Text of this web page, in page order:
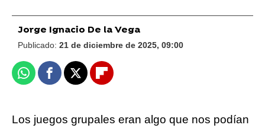
Jorge Ignacio De la Vega
Publicado: 21 de diciembre de 2025, 09:00
WhatsappFacebook
X Flipboard
Los juegos grupales eran algo que nos podían